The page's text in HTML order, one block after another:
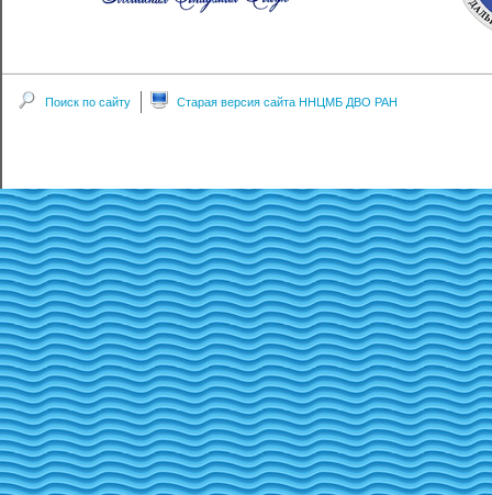
Поиск по сайту Старая версия сайта ННЦМБ ДВО РАН